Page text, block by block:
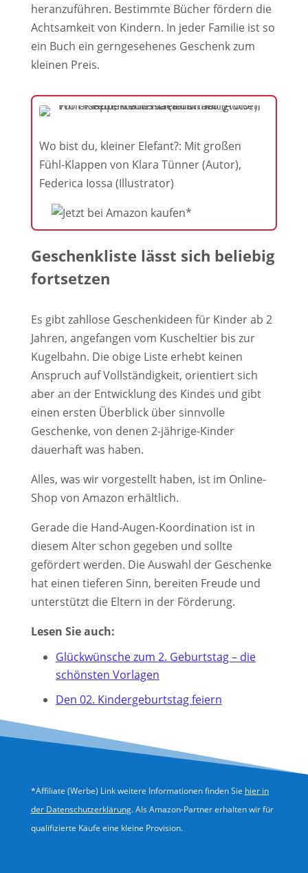
heranzuführen. Bestimmte Bücher fördern die
Achtsamkeit von Kindern. In jeder Familie ist so
ein Buch ein gerngesehenes Geschenk zum
kleinen Preis.
Wo bist du, kleiner Elefant?: Mit großen
Fühl-Klappen von Klara Tünner (Autor),
Federica Iossa (Illustrator)
Geschenkliste lässt sich beliebig
fortsetzen
Es gibt zahllose Geschenkideen für Kinder ab 2
Jahren, angefangen vom Kuscheltier bis zur
Kugelbahn. Die obige Liste erhebt keinen
Anspruch auf Vollständigkeit, orientiert sich
aber an der Entwicklung des Kindes und gibt
einen ersten Überblick über sinnvolle
Geschenke, von denen 2-jährige-Kinder
dauerhaft was haben.
Alles, was wir vorgestellt haben, ist im Online-
Shop von Amazon erhältlich.
Gerade die Hand-Augen-Koordination ist in
diesem Alter schon gegeben und sollte
gefördert werden. Die Auswahl der Geschenke
hat einen tieferen Sinn, bereiten Freude und
unterstützt die Eltern in der Förderung.
Lesen Sie auch:
Glückwünsche zum 2. Geburtstag – die
schönsten Vorlagen
Den 02. Kindergeburtstag feiern
*Affiliate (Werbe) Link weitere Informationen finden Sie hier in
der Datenschutzerklärung. Als Amazon-Partner erhalten wir für
qualifizierte Käufe eine kleine Provision.